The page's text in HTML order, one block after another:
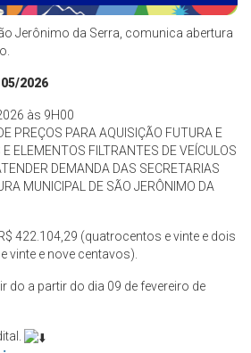
Jerônimo da Serra, comunica abertura
05/2026
às 9H00
PREÇOS PARA AQUISIÇÃO FUTURA E
E ELEMENTOS FILTRANTES DE VEÍCULOS
DEMANDA DAS SECRETARIAS
MUNICIPAL DE SÃO JERÔNIMO DA
422.104,29 (quatrocentos e vinte e dois
vinte e nove centavos).
do a partir do dia 09 de fevereiro de